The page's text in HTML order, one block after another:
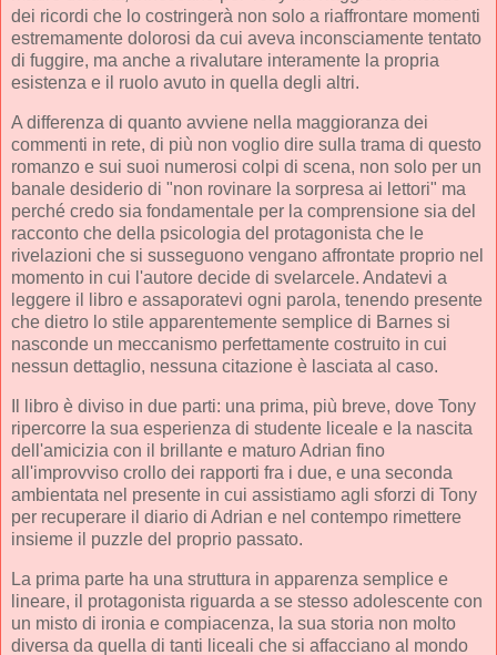
dei ricordi che lo costringerà non solo a riaffrontare momenti
estremamente dolorosi da cui aveva inconsciamente tentato
di fuggire, ma anche a rivalutare interamente la propria
esistenza e il ruolo avuto in quella degli altri.
A differenza di quanto avviene nella maggioranza dei
commenti in rete, di più non voglio dire sulla trama di questo
romanzo e sui suoi numerosi colpi di scena, non solo per un
banale desiderio di "non rovinare la sorpresa ai lettori" ma
perché credo sia fondamentale per la comprensione sia del
racconto che della psicologia del protagonista che le
rivelazioni che si susseguono vengano affrontate proprio nel
momento in cui l'autore decide di svelarcele. Andatevi a
leggere il libro e assaporatevi ogni parola, tenendo presente
che dietro lo stile apparentemente semplice di Barnes si
nasconde un meccanismo perfettamente costruito in cui
nessun dettaglio, nessuna citazione è lasciata al caso.
Il libro è diviso in due parti: una prima, più breve, dove Tony
ripercorre la sua esperienza di studente liceale e la nascita
dell'amicizia con il brillante e maturo Adrian fino
all'improvviso crollo dei rapporti fra i due, e una seconda
ambientata nel presente in cui assistiamo agli sforzi di Tony
per recuperare il diario di Adrian e nel contempo rimettere
insieme il puzzle del proprio passato.
La prima parte ha una struttura in apparenza semplice e
lineare, il protagonista riguarda a se stesso adolescente con
un misto di ironia e compiacenza, la sua storia non molto
diversa da quella di tanti liceali che si affacciano al mondo